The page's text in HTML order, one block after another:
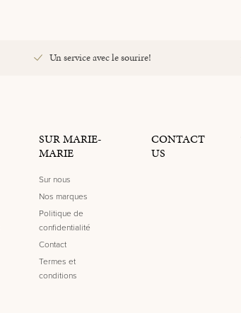
Un service avec le sourire!
SUR MARIE-
MARIE
Sur nous
Nos marques
Politique de
confidentialité
Contact
Termes et
conditions
CONTACT
US